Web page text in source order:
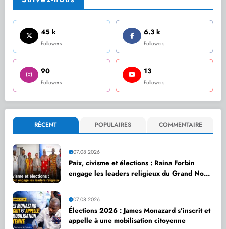
45 k
Followers
6.3 k
Followers
90
Followers
13
Followers
RÉCENT POPULAIRES COMMENTAIRE
07.08.2026
Paix, civisme et élections : Raina Forbin
engage les leaders religieux du Grand Nord
07.08.2026
Élections 2026 : James Monazard s’inscrit et
appelle à une mobilisation citoyenne